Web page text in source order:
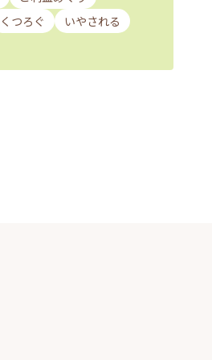
くつろぐ
いやされる